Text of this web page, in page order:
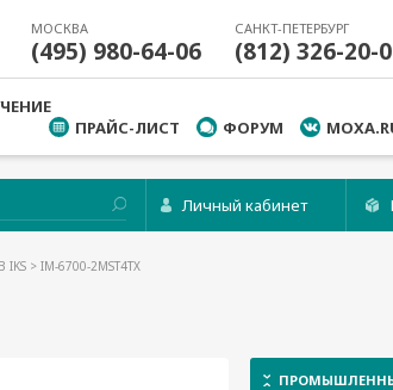
МОСКВА
(495) 980-64-06
САНКТ-ПЕТЕРБУРГ
(812) 326-20-
ПРАЙС-ЛИСТ
ФОРУМ
Личный кабинет
IKS > IM-6700-2MST4TX